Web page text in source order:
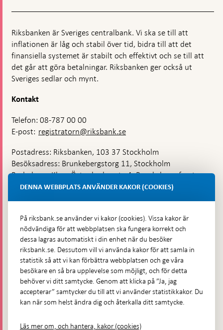
omvärld
Riksbanken är Sveriges centralbank. Vi ska se till att
inflationen är låg och stabil över tid, bidra till att det
finansiella systemet är stabilt och effektivt och se till att
det går att göra betalningar. Riksbanken ger också ut
Sveriges sedlar och mynt.
Kontakt
Telefon: 08-787 00 00
E-post: registratorn@riksbank.se
Postadress: Riksbanken, 103 37 Stockholm
Besöksadress: Brunkebergstorg 11, Stockholm
Budadress: Klara Östra kyrkogata 4, Brunkebergsfaret,
Lastplats 6
Hitta direkt
Frågor och svar-
Öppnas
i
ny
flik
Till Riksbankens webbarkiv-
Öppnas
i
ny
Presskontakt
Integritetspolicy
DENNA WEBBPLATS ANVÄNDER KAKOR (COOKIES)
På riksbank.se använder vi kakor (cookies). Vissa kakor är
nödvändiga för att webbplatsen ska fungera korrekt och
dessa lagras automatiskt i din enhet när du besöker
riksbank.se. Dessutom vill vi använda kakor för att samla in
statistik så att vi kan förbättra webbplatsen och ge våra
besökare en så bra upplevelse som möjligt, och för detta
behöver vi ditt samtycke. Genom att klicka på ”Ja, jag
accepterar” samtycker du till att vi använder statistikkakor. Du
kan när som helst ändra dig och återkalla ditt samtycke.
Läs mer om, och hantera, kakor (cookies)